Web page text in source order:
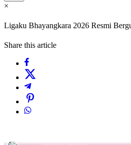
×
Ligaku Bhayangkara 2026 Resmi
Share this article